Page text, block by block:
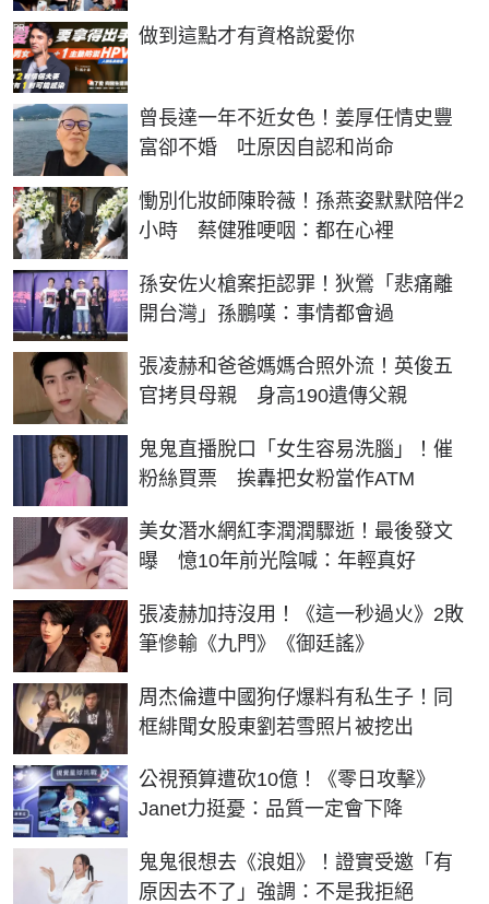
做到這點才有資格說愛你
PR
曾長達一年不近女色！姜厚任情史豐
富卻不婚 吐原因自認和尚命
慟別化妝師陳聆薇！孫燕姿默默陪伴2
小時 蔡健雅哽咽：都在心裡
孫安佐火槍案拒認罪！狄鶯「悲痛離
開台灣」孫鵬嘆：事情都會過
張凌赫和爸爸媽媽合照外流！英俊五
官拷貝母親 身高190遺傳父親
鬼鬼直播脫口「女生容易洗腦」！催
粉絲買票 挨轟把女粉當作ATM
美女潛水網紅李潤潤驟逝！最後發文
曝 憶10年前光陰喊：年輕真好
張凌赫加持沒用！《這一秒過火》2敗
筆慘輸《九門》《御廷謠》
周杰倫遭中國狗仔爆料有私生子！同
框緋聞女股東劉若雪照片被挖出
公視預算遭砍10億！《零日攻擊》
Janet力挺憂：品質一定會下降
鬼鬼很想去《浪姐》！證實受邀「有
原因去不了」強調：不是我拒絕